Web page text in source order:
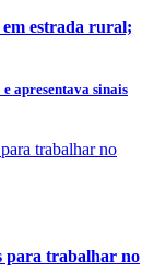
estrada rural;
apresentava sinais
para trabalhar no